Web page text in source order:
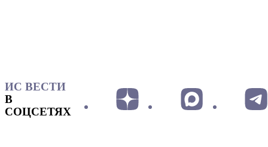
ИС ВЕСТИ
В
СОЦСЕТЯХ